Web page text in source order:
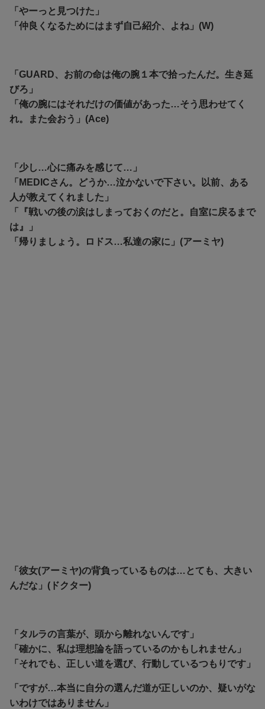
「やーっと見つけた」
「仲良くなるためにはまず自己紹介、よね」(W)
「GUARD、お前の命は俺の腕１本で拾ったんだ。生き延
びろ」
「俺の腕にはそれだけの価値があった…そう思わせてく
れ。また会おう」(Ace)
「少し…心に痛みを感じて…」
「MEDICさん。どうか…泣かないで下さい。以前、ある
人が教えてくれました」
「『戦いの後の涙はしまっておくのだと。自室に戻るまで
は』」
「帰りましょう。ロドス…私達の家に」(アーミヤ)
「彼女(アーミヤ)の背負っているものは…とても、大きい
んだな」(ドクター)
「タルラの言葉が、頭から離れないんです」
「確かに、私は理想論を語っているのかもしれません」
「それでも、正しい道を選び、行動しているつもりです」
「ですが…本当に自分の選んだ道が正しいのか、疑いがな
いわけではありません」